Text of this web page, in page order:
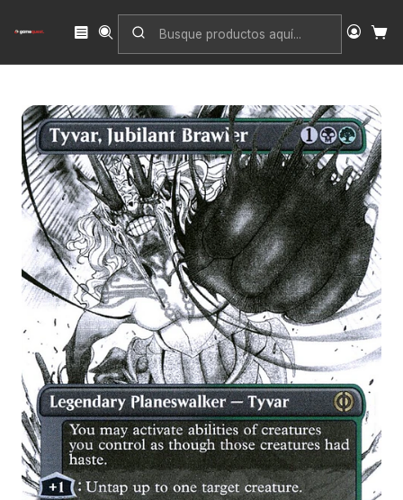
Inicio Singles
Phyrexia: All Will Be One
Tyvar, Jubilant Brawler (Showcase) | Inglés | EX | ONE